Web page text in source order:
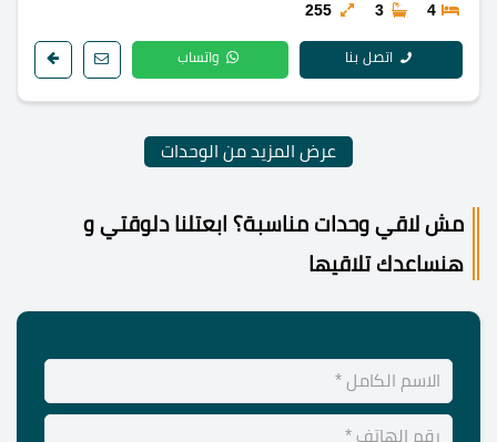
4
3
255
اتصل بنا واتساب
عرض المزيد من الوحدات
مش لاقي وحدات مناسبة؟ ابعتلنا دلوقتي و
هنساعدك تلاقيها